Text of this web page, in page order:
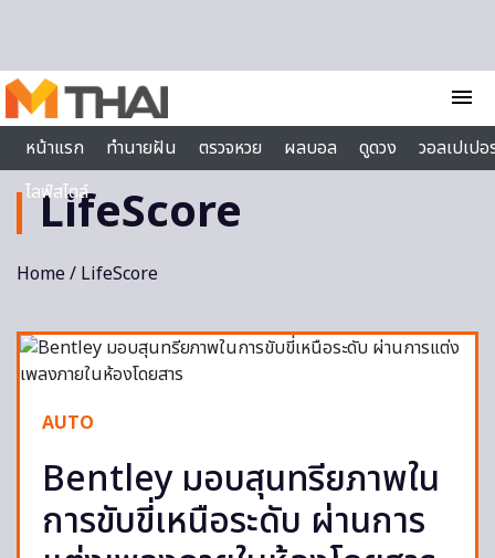
menu
หน้าแรก
ทำนายฝัน ตรวจหวย ผลบอล ดูดวง
วอลเปเป
ไลฟ์สไตล์
LifeScore
Home/ LifeScore
AUTO
Bentley มอบสุนทรียภาพใน
การขับขี่เหนือระดับ ผ่านการ